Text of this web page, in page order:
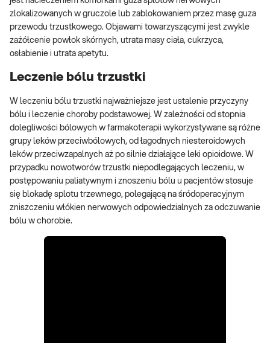
zlokalizowanych w gruczole lub zablokowaniem przez masę guza
przewodu trzustkowego. Objawami towarzyszącymi jest zwykle
zażółcenie powłok skórnych, utrata masy ciała, cukrzyca,
osłabienie i utrata apetytu.
Leczenie bólu trzustki
W leczeniu bólu trzustki najważniejsze jest ustalenie przyczyny
bólu i leczenie choroby podstawowej. W zależności od stopnia
dolegliwości bólowych w farmakoterapii wykorzystywane są różne
grupy leków przeciwbólowych, od łagodnych niesteroidowych
leków przeciwzapalnych aż po silnie działające leki opioidowe. W
przypadku nowotworów trzustki niepodlegających leczeniu, w
postępowaniu paliatywnym i znoszeniu bólu u pacjentów stosuje
się blokadę splotu trzewnego, polegającą na śródoperacyjnym
zniszczeniu włókien nerwowych odpowiedzialnych za odczuwanie
bólu w chorobie.